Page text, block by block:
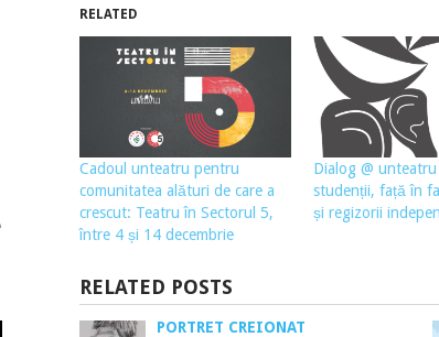
RELATED
Cadoul unteatru pentru
comunitatea alături de care a
crescut: Teatru în Sectorul 5,
între 4 și 14 decembrie
Dialog @
studenții, față în
și regizorii
RELATED POSTS
PORTRET CREIONAT